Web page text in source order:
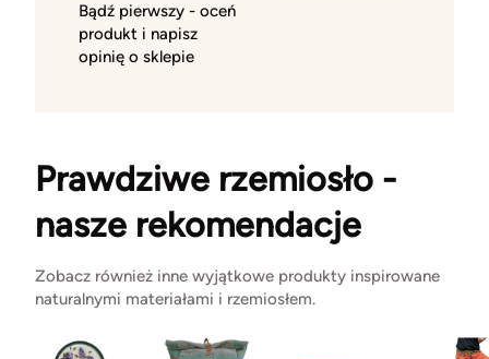
Bądź pierwszy - oceń
produkt i napisz
opinię o sklepie
Prawdziwe rzemiosło -
nasze rekomendacje
Zobacz również inne wyjątkowe produkty inspirowane
naturalnymi materiałami i rzemiosłem.